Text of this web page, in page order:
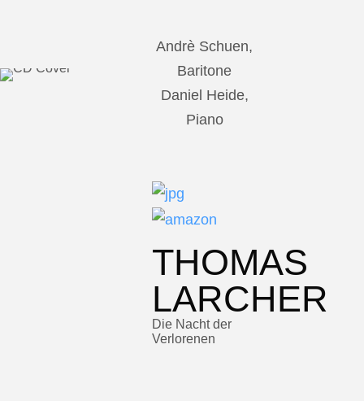
Andrè Schuen,
Baritone
Daniel Heide,
Piano
THOMAS
LARCHER
Die Nacht der
Verlorenen